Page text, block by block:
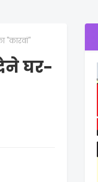
"कारवां"
घर-